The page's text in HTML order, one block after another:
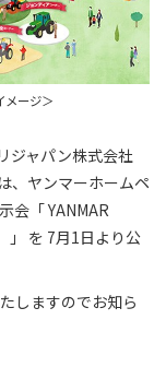
メージ＞
ジャパン株式会社
、ヤンマーホームペ
会「 YANMAR
」 を 7月1日より公
しますのでお知ら